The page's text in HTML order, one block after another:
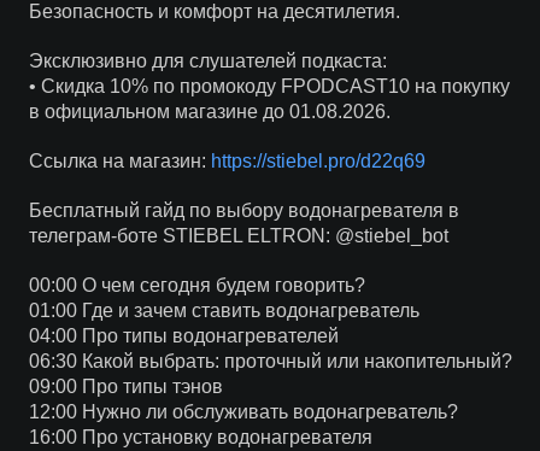
Безопасность и комфорт на десятилетия.
Эксклюзивно для слушателей подкаста:
• Скидка 10% по промокоду FPODCAST10 на покупку
в официальном магазине до 01.08.2026.
Ссылка на магазин: https://stiebel.pro/d22q69
Бесплатный гайд по выбору водонагревателя в
телеграм-боте STIEBEL ELTRON: @stiebel_bot
00:00 О чем сегодня будем говорить?
01:00 Где и зачем ставить водонагреватель
04:00 Про типы водонагревателей
06:30 Какой выбрать: проточный или накопительный?
09:00 Про типы тэнов
12:00 Нужно ли обслуживать водонагреватель?
16:00 Про установку водонагревателя